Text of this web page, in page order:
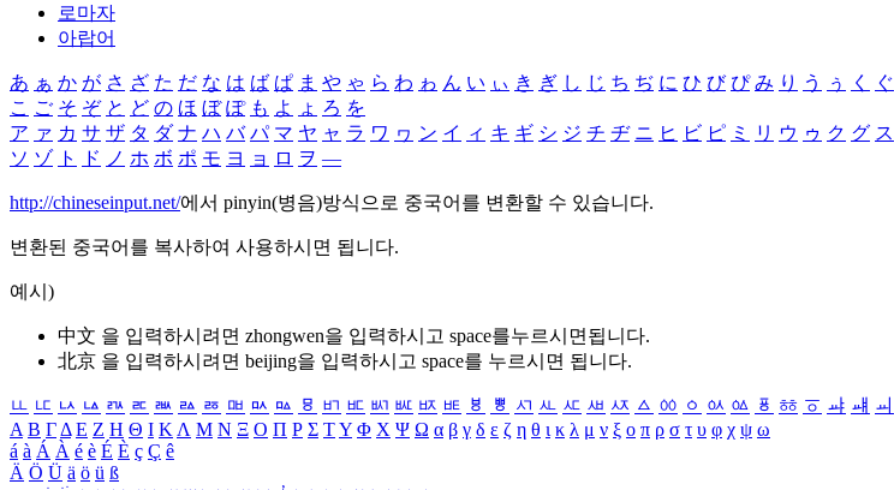
로마자
아랍어
あ ぁ か が さ ざ た だ な は ば ぱ ま や ゃ ら わ ゎ ん い ぃ き ぎ し じ ち ぢ に ひ び ぴ み り う ぅ く ぐ
こ ご そ ぞ と ど の ほ ぼ ぽ も よ ょ ろ を
ア ァ カ サ ザ タ ダ ナ ハ バ パ マ ヤ ャ ラ ワ ヮ ン イ ィ キ ギ シ ジ チ ヂ ニ ヒ ビ ピ ミ リ ウ ゥ ク グ ス
ソ ゾ ト ド ノ ホ ボ ポ モ ヨ ョ ロ ヲ ―
http://chineseinput.net/에서 pinyin(병음)방식으로 중국어를 변환할 수 있습니다.
변환된 중국어를 복사하여 사용하시면 됩니다.
예시)
中文 을 입력하시려면 zhongwen을 입력하시고 space를누르시면됩니다.
北京 을 입력하시려면 beijing을 입력하시고 space를 누르시면 됩니다.
ㅥ ㅦ ㅧ ㅨ ㅩ ㅪ ㅫ ㅬ ㅭ ㅮ ㅯ ㅰ ㅱ ㅲ ㅳ ㅴ ㅵ ㅶ ㅷ ㅸ ㅹ ㅺ ㅻ ㅼ ㅽ ㅾ ㅿ ㆀ ㆁ ㆂ ㆃ ㆄ ㆅ ㆆ ㆇ ㆈ ㆉ
Α Β ΓΔ Ε Ζ Η Θ Ι ΚΛ Μ Ν Ξ Ο Π Ρ Σ ΤΥ Φ Χ Ψ Ω α β γ δ ε ζ η θ ι κ λ μ ν ξ ο π ρ σ τ υ φ χ ψ ω
á à Á À é è É È ç Ç ê
Ä Ö Ü ä ö ü ß